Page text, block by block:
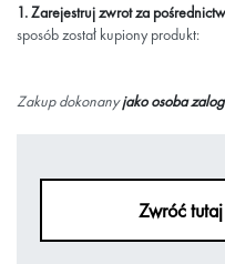
1. Zarejestruj zwrot za
sposób został kupiony produkt:
Zakup dokonanyjako osoba
Zwróć